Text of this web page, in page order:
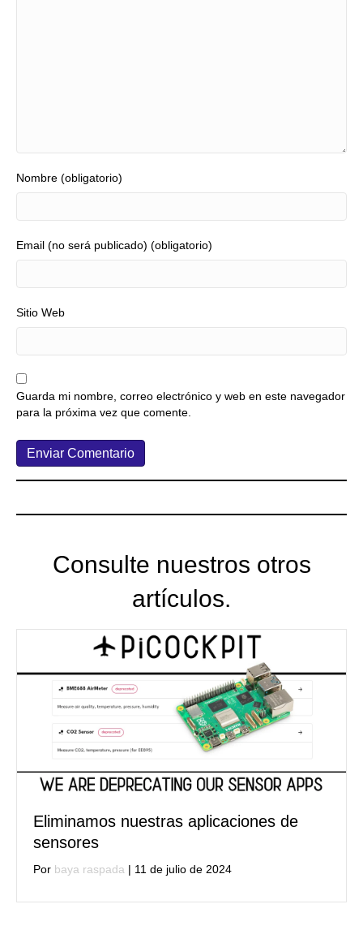
Nombre (obligatorio)
Email (no será publicado) (obligatorio)
Sitio Web
Guarda mi nombre, correo electrónico y web en este navegador
para la próxima vez que comente.
Consulte nuestros otros
artículos.
Eliminamos nuestras aplicaciones de
sensores
Por baya raspada | 11 de julio de 2024